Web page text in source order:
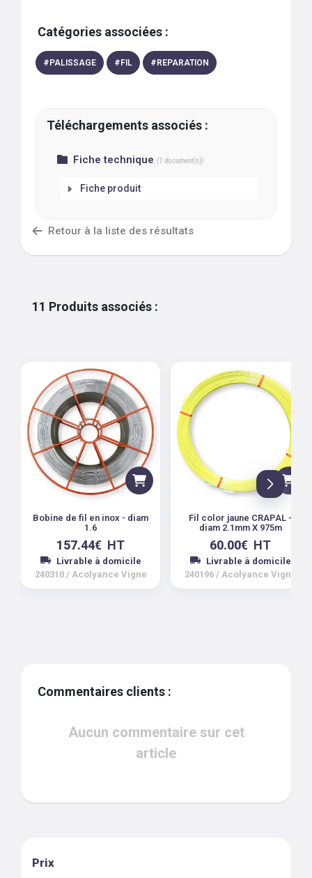
Catégories associées :
# PALISSAGE # FIL # REPARATION
Téléchargements associés :
Fiche technique (1 document(s))
Fiche produit
Retour à la liste des résultats
11 Produits associés :
Bobine de fil en inox - diam
1.6
157.44€ HT
Livrable à domicile
240310 / Acolyance Vigne
Fil color jaune CRAPAL -
diam 2.1mm X 975m
60.00€ HT
Livrable à domicile
240196 / Acolyance Vigne
Commentaires clients :
Aucun commentaire sur cet
article
Prix